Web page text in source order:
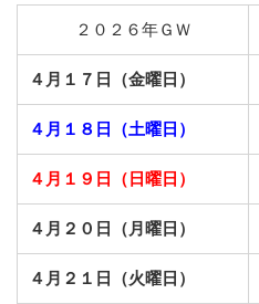
２０２６年ＧＷ
４月１７日（金曜日）
４月１８日（土曜日）
４月１９日（日曜日）
４月２０日（月曜日）
４月２１日（火曜日）